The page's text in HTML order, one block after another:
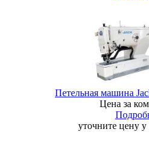
Петельная машина
Цена за
уточните цену